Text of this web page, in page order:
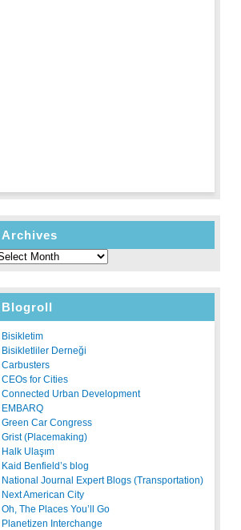
Archives
Blogroll
Bisikletim
Bisikletliler Derneği
Carbusters
CEOs for Cities
Connected Urban Development
EMBARQ
Green Car Congress
Grist (Placemaking)
Halk Ulaşım
Kaid Benfield’s blog
National Journal Expert Blogs (Transportation)
Next American City
Oh, The Places You’ll Go
Planetizen Interchange